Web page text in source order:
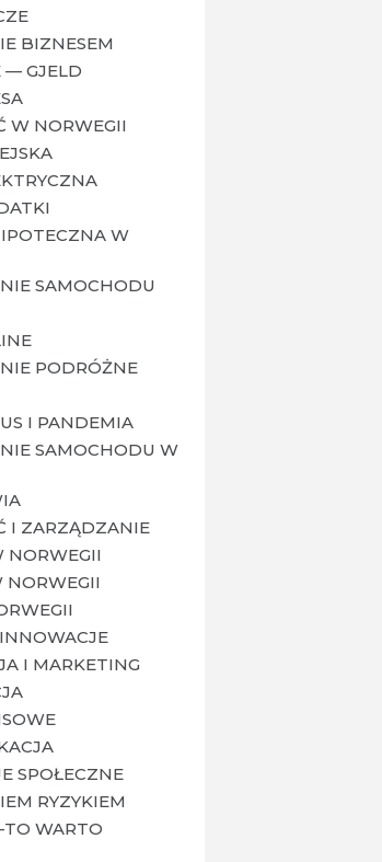
BIZNESEM
— GJELD
W NORWEGII
W
SAMOCHODU
PODRÓŻNE
I PANDEMIA
SAMOCHODU W
I ZARZĄDZANIE
NORWEGII
NORWEGII
I MARKETING
SPOŁECZNE
RYZYKIEM
WARTO